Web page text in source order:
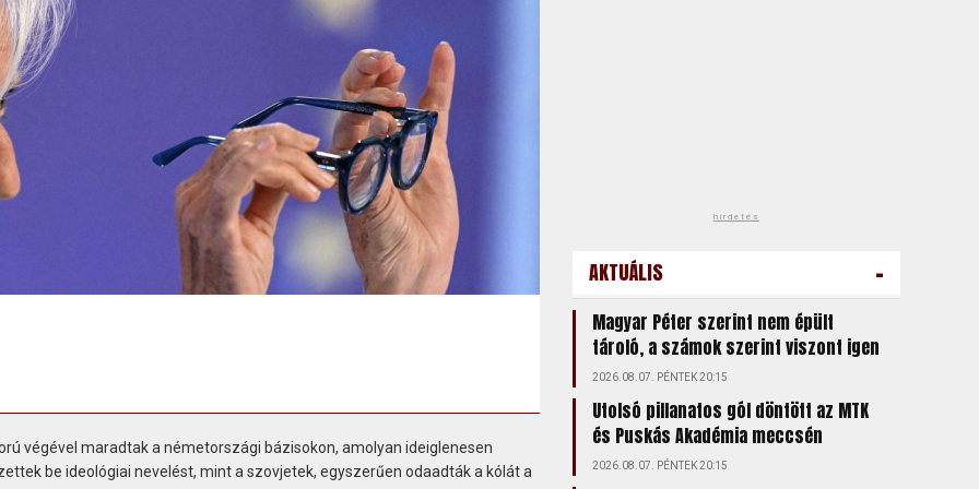
végével maradtak a németországi bázisokon, amolyan ideiglenesen
be ideológiai nevelést, mint a szovjetek, egyszerűen odaadták a kólát a
hirdetés
AKTUÁLIS -
Magyar Péter szerint nem épült
tároló, a számok szerint viszont igen
2026.08.07. PÉNTEK 20:15
Utolsó pillanatos gól döntött az MTK
és Puskás Akadémia meccsén
2026.08.07. PÉNTEK 20:15